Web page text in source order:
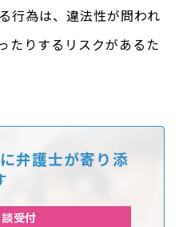
行為は、違法性が問われ
たりするリスクがあるた
弁護士が寄り添
受付